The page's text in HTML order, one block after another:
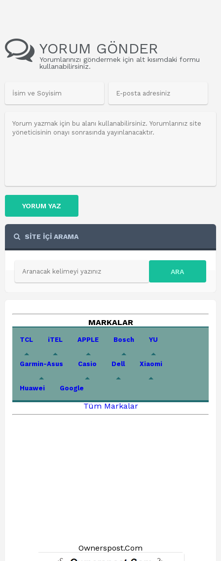
YORUM GÖNDER
Yorumlarınızı göndermek için alt kısımdaki formu
kullanabilirsiniz.
YORUM YAZ
SİTE İÇİ ARAMA
ARA
MARKALAR
TCL iTEL APPLE Bosch YU
Garmin-Asus Casio Dell Xiaomi
Huawei Google
Tüm Markalar
Ownerspost.Com